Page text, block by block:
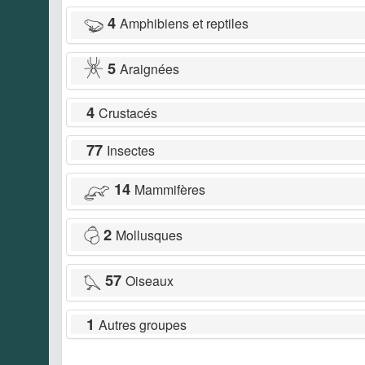
4 Amphibiens et reptiles
5 Araignées
4 Crustacés
77 Insectes
14 Mammifères
2 Mollusques
57 Oiseaux
1 Autres groupes